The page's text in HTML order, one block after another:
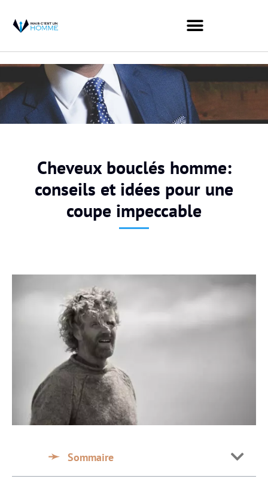
Cheveux bouclés homme:
conseils et idées pour une
coupe impeccable
Sommaire